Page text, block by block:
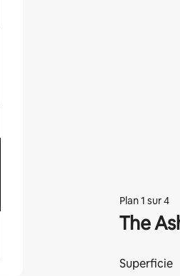
Plan 1 sur 4
The
Superficie